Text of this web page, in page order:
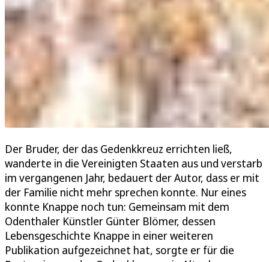
Der Bruder, der das Gedenkkreuz errichten ließ,
wanderte in die Vereinigten Staaten aus und verstarb
im vergangenen Jahr, bedauert der Autor, dass er mit
der Familie nicht mehr sprechen konnte. Nur eines
konnte Knappe noch tun: Gemeinsam mit dem
Odenthaler Künstler Günter Blömer, dessen
Lebensgeschichte Knappe in einer weiteren
Publikation aufgezeichnet hat, sorgte er für die